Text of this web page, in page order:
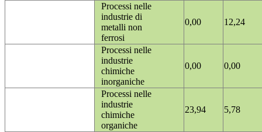
Processi nelle
industrie di
metalli non
ferrosi
0,00 12,24
Processi nelle
industrie
chimiche
inorganiche
0,00 0,00
Processi nelle
industrie
chimiche
organiche
23,94 5,78